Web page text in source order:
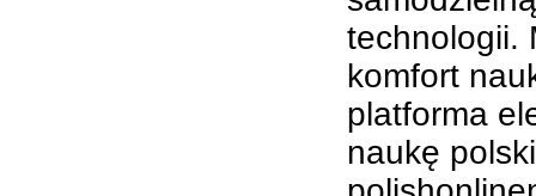
technologii.
komfort
platforma
naukę